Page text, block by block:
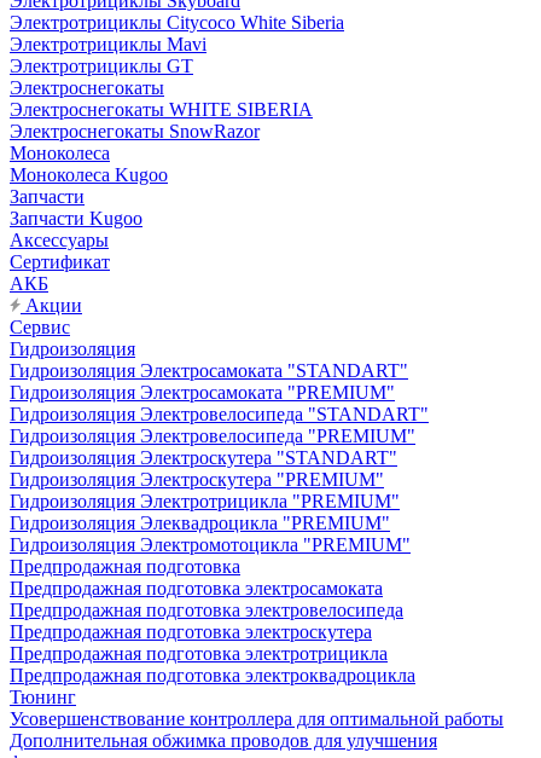
Электротрициклы Citycoco White Siberia
Электротрициклы Mavi
Электротрициклы GT
Электроснегокаты
Электроснегокаты WHITE SIBERIA
Электроснегокаты SnowRazor
Моноколеса
Моноколеса Kugoo
Запчасти
Запчасти Kugoo
Аксессуары
Сертификат
АКБ
Акции
Сервис
Гидроизоляция
Гидроизоляция Электросамоката "STANDART"
Гидроизоляция Электросамоката "PREMIUM"
Гидроизоляция Электровелосипеда "STANDART"
Гидроизоляция Электровелосипеда "PREMIUM"
Гидроизоляция Электроскутера "STANDART"
Гидроизоляция Электроскутера "PREMIUM"
Гидроизоляция Электротрицикла "PREMIUM"
Гидроизоляция Элеквадроцикла "PREMIUM"
Гидроизоляция Электромотоцикла "PREMIUM"
Предпродажная подготовка
Предпродажная подготовка электросамоката
Предпродажная подготовка электровелосипеда
Предпродажная подготовка электроскутера
Предпродажная подготовка электротрицикла
Предпродажная подготовка электроквадроцикла
Тюнинг
Усовершенствование контроллера для оптимальной работы
Дополнительная обжимка проводов для улучшения